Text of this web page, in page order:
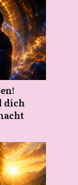
dich